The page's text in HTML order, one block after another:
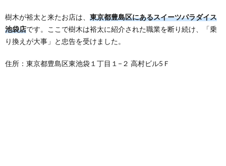
樹木が裕太と来たお店は、 東京都豊島区にあるスイーツパラダイス
池袋店です。ここで樹木は裕太に紹介された職業を断り続け、「乗
り換えが大事」と忠告を受けました。
住所：東京都豊島区東池袋１丁目１−２ 高村ビル5Ｆ